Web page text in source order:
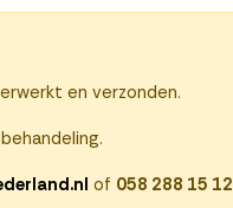
en verzonden.
of 058 288 15 12